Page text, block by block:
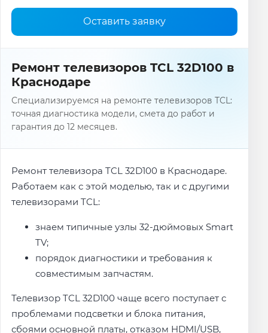
Оставить заявку
Ремонт телевизоров TCL 32D100 в
Краснодаре
Специализируемся на ремонте телевизоров TCL:
точная диагностика модели, смета до работ и
гарантия до 12 месяцев.
Ремонт телевизора TCL 32D100 в Краснодаре.
Работаем как с этой моделью, так и с другими
телевизорами TCL:
знаем типичные узлы 32-дюймовых Smart
TV;
порядок диагностики и требования к
совместимым запчастям.
Телевизор TCL 32D100 чаще всего поступает с
проблемами подсветки и блока питания,
сбоями основной платы, отказом HDMI/USB,